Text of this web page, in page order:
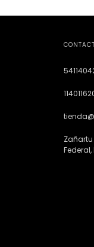
Federal,